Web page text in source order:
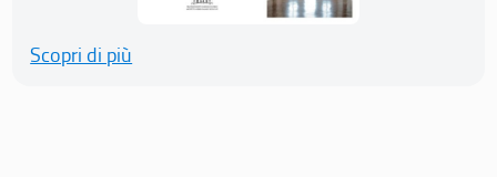
Scopri di più